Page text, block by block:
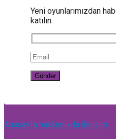
Yeni oyunlarımızdan
katılın.
Anasayfa hakkımızda iletişim